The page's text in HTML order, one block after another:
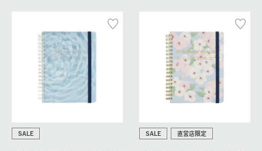
SALE SALE 直営店限定